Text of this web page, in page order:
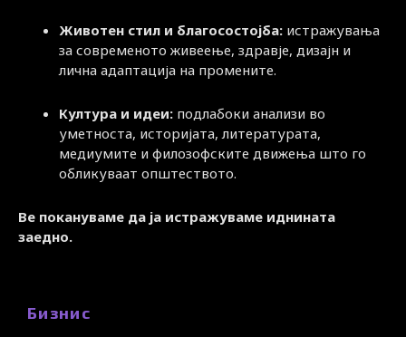
Животен стил и благосостојба: истражувања
за современото живеење, здравје, дизајн и
лична адаптација на промените.
Култура и идеи: подлабоки анализи во
уметноста, историјата, литературата,
медиумите и филозофските движења што го
обликуваат општеството.
Ве покануваме да ја истражуваме иднината
заедно.
Бизнис